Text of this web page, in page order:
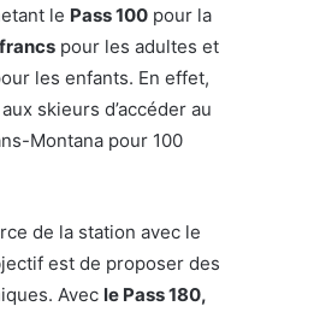
le Pass 100 pour la
pour les adultes et
les enfants. En effet,
skieurs d’accéder au
Montana pour 100
de la station avec le
est de proposer des
Avec le Pass 180,